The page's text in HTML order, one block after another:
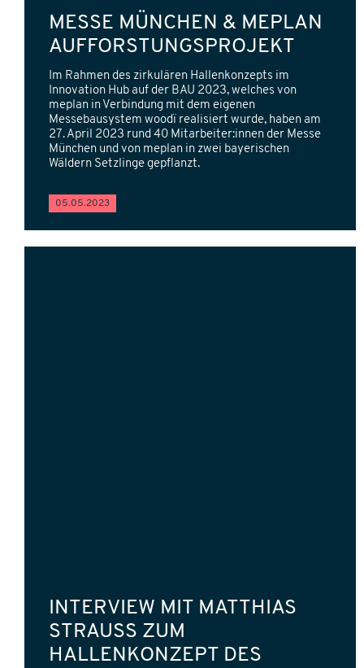
MESSE MÜNCHEN & MEPLAN
AUFFORSTUNGSPROJEKT
Im Rahmen des zirkulären Hallenkonzepts im
Innovation Hub auf der BAU 2023, welches von
meplan in Verbindung mit dem eigenen
Messebausystem woodï realisiert wurde, haben am
27. April 2023 rund 40 Mitarbeiter:innen der Messe
München und von meplan in zwei bayerischen
Wäldern Setzlinge gepflanzt.
05.05.2023
INTERVIEW MIT MATTHIAS
STRAUSS ZUM
HALLENKONZEPT DES